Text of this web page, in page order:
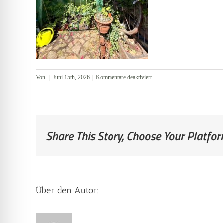
Von | Juni 15th, 2026 | Kommentare deaktiviertfür
Garten
Share This Story, Choose Your
Über den Autor: